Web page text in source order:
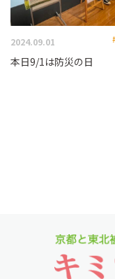
2024.09.01
本日9/1は防災の日